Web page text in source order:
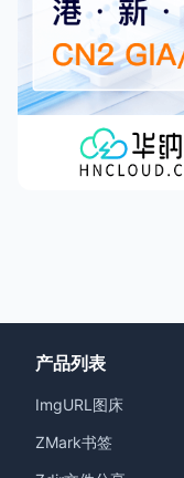
产品列表
ImgURL图床
ZMark书签